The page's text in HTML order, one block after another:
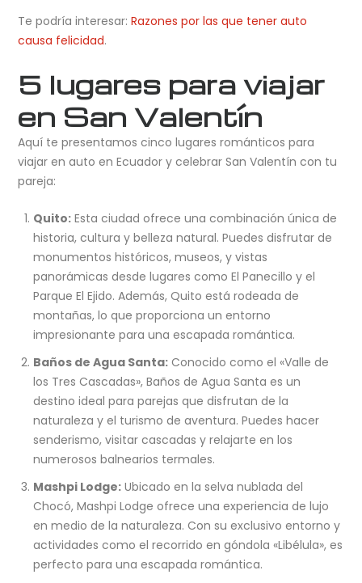
Te podría interesar:Razones por las que tener auto
causa felicidad.
5 lugares para viajar
en San Valentín
Aquí te presentamos cinco lugares románticos para
viajar en auto en Ecuador y celebrar San Valentín con tu
pareja:
Quito:Esta ciudad ofrece una combinación única de
historia, cultura y belleza natural. Puedes disfrutar de
monumentos históricos, museos, y vistas
panorámicas desde lugares como El Panecillo y el
Parque El Ejido. Además, Quito está rodeada de
montañas, lo que proporciona un entorno
impresionante para una escapada romántica.
Baños de Agua Santa:Conocido como el «Valle de
los Tres Cascadas», Baños de Agua Santa es un
destino ideal para parejas que disfrutan de la
naturaleza y el turismo de aventura. Puedes hacer
senderismo, visitar cascadas y relajarte en los
numerosos balnearios termales.
Mashpi Lodge:Ubicado en la selva nublada del
Chocó, Mashpi Lodge ofrece una experiencia de lujo
en medio de la naturaleza. Con su exclusivo entorno y
actividades como el recorrido en góndola «Libélula», es
perfecto para una escapada romántica.